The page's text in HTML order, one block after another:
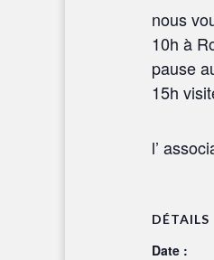
nous
10h à
pause
15h
l’
DÉTAILS
Date :